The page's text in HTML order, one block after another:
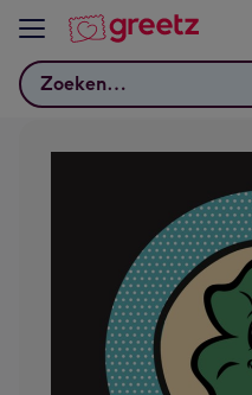
Bekijk meer
Zoeken